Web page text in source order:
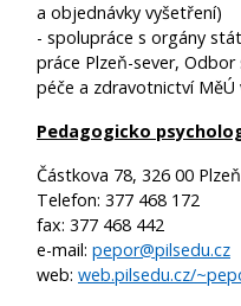
a objednávky vyšetření)
- spolupráce s orgány
práce Plzeň-sever, Odbor
péče a zdravotnictví MěÚ
Pedagogicko
Částkova 78, 326 00 Plzeň
Telefon: 377 468 172
fax: 377 468 442
e-mail: pepor@pilsedu.cz
web: web.pilsedu.cz/